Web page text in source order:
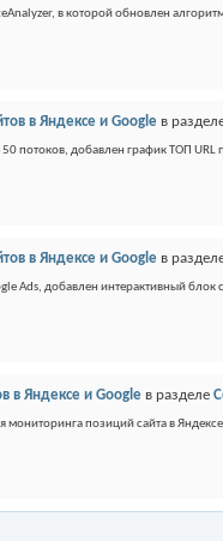
в которой обновлен
в Яндексе и Google в
потоков, добавлен график ТОП
в Яндексе и Google в
Ads, добавлен интерактивный блок
в Яндексе и Google в разделе
позиций сайта в